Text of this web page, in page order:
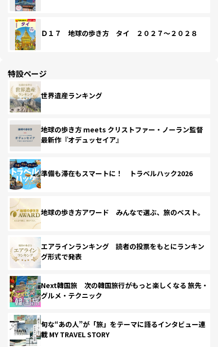
Ｄ１７ 地球の歩き方 タイ ２０２７～２０２８
特設ページ
世界遺産ランキング
地球の歩き方 meets クリストファー・ノーラン監督
最新作『オデュッセイア』
準備も滞在もスマートに！ トラベルハック2026
地球の歩き方アワード みんなで選ぶ、旅のベスト。
エアラインランキング 読者の投票をもとにランキン
グ形式で発表
Next韓国旅 次の韓国旅行がもっと楽しくなる 旅先・
グルメ・テクニック
旬な“あの人”が「旅」をテーマに語るインタビュー連
載 MY TRAVEL STORY